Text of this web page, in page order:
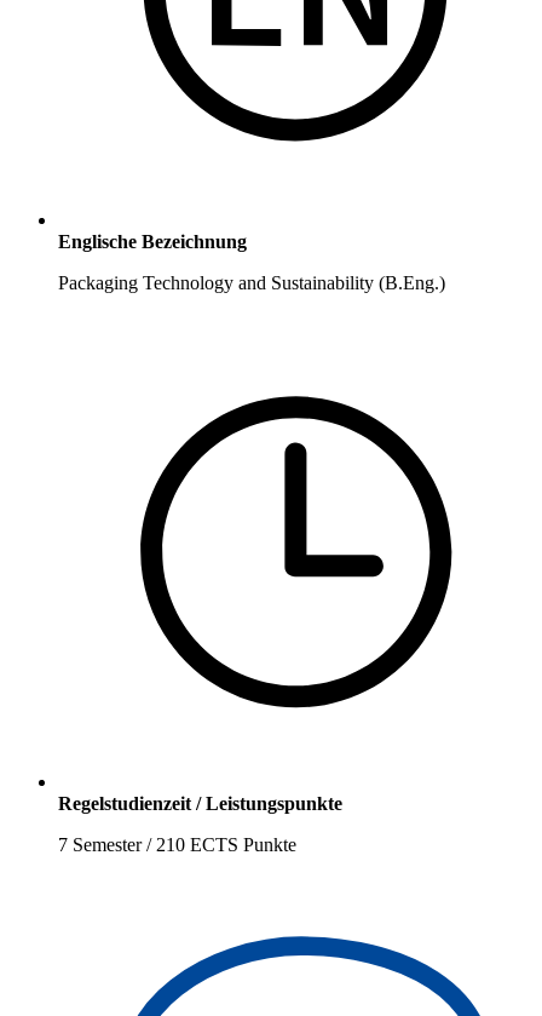
Englische Bezeichnung
Packaging Technology and Sustainability (B.Eng.)
Regelstudienzeit / Leistungspunkte
7 Semester / 210 ECTS Punkte